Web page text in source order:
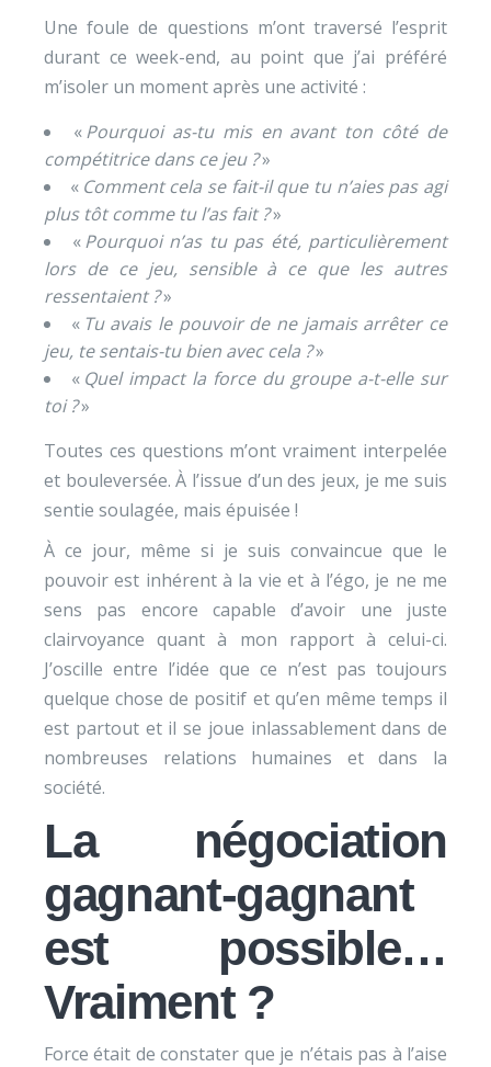
Une foule de questions m’ont traversé l’esprit
durant ce week-end, au point que j’ai préféré
m’isoler un moment après une activité :
«Pourquoi as-tu mis en avant ton côté de
compétitrice dans ce jeu ?»
« Comment cela se fait-il que tu n’aies pas agi
plus tôt comme tu l’as fait ?»
«Pourquoi n’as tu pas été, particulièrement
lors de ce jeu, sensible à ce que les autres
ressentaient ?»
« Tu avais le pouvoir de ne jamais arrêter ce
jeu, te sentais-tu bien avec cela ?»
« Quel impact la force du groupe a-t-elle sur
toi ?»
Toutes ces questions m’ont vraiment interpelée
et bouleversée. À l’issue d’un des jeux, je me suis
sentie soulagée, mais épuisée !
À ce jour, même si je suis convaincue que le
pouvoir est inhérent à la vie et à l’égo, je ne me
sens pas encore capable d’avoir une juste
clairvoyance quant à mon rapport à celui-ci.
J’oscille entre l’idée que ce n’est pas toujours
quelque chose de positif et qu’en même temps il
est partout et il se joue inlassablement dans de
nombreuses relations humaines et dans la
société.
La négociation
gagnant-gagnant
est possible…
Vraiment ?
Force était de constater que je n’étais pas à l’aise